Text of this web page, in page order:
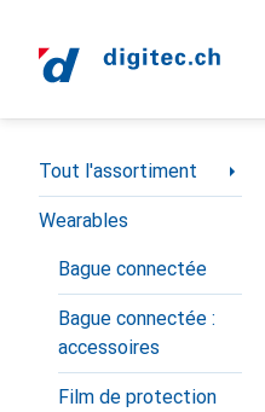
Navigation par catégorie
Tout l'assortiment
Wearables
Bague connectée
Bague connectée :
accessoires
Film de protection